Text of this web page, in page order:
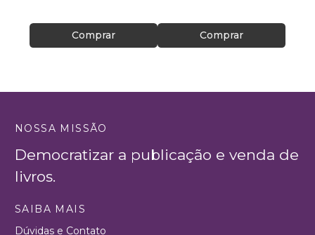
Comprar Comprar
NOSSA MISSÃO
Democratizar a publicação e venda de
livros.
SAIBA MAIS
Dúvidas e Contato